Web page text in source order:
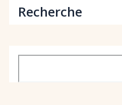
Recherche